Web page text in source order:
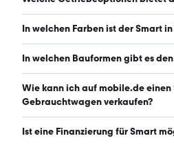
Der Smart in Herne ist mit
9.8.2026)
In welchen Farben ist der Smart
Den Smart in Herne gibt es in
gelb. Die häufigste Farbe ist
In welchen Bauformen gibt es
Den Smart in Herne gibt es in
Kleinwagen und Cabrio. (Stand:
Wie kann ich auf mobile.de einen
Gebrauchtwagen verkaufen?
Alle Informationen zum Verkauf
Ist eine Finanzierung für Smart